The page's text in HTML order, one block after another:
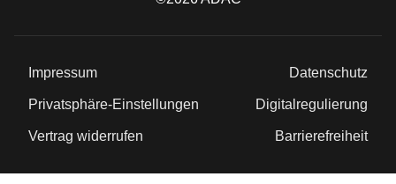
Impressum Datenschutz
Privatsphäre-Einstellungen Digitalregulierung
Vertrag widerrufen Barrierefreiheit